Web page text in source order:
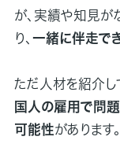
が、実績や知見が
り、 一緒に伴走で
ただ人材を紹介し
国人の雇用で問
可能性があります。